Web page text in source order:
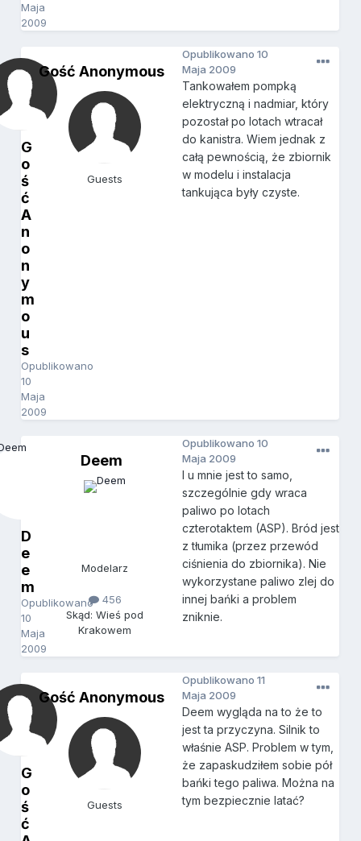
Maja
2009
G
o
ś
ć
A
n
o
n
y
m
o
u
s
Opublikowano
10
Maja
2009
Gość Anonymous
Guests
Opublikowano10
Maja 2009
Tankowałem pompką
elektryczną i nadmiar, który
pozostał po lotach wtracał
do kanistra. Wiem jednak z
całą pewnością, że zbiornik
w modelu i instalacja
tankująca były czyste.
D
e
e
m
Opublikowano
10
Maja
2009
Deem
Modelarz
456
Skąd: Wieś pod
Krakowem
Opublikowano10
Maja 2009
I u mnie jest to samo,
szczególnie gdy wraca
paliwo po lotach
czterotaktem (ASP). Bród jest
z tłumika (przez przewód
ciśnienia do zbiornika). Nie
wykorzystane paliwo zlej do
innej bańki a problem
zniknie.
G
o
ś
ć
Gość Anonymous
Guests
Opublikowano11
Maja 2009
Deem wygląda na to że to
jest ta przyczyna. Silnik to
właśnie ASP. Problem w tym,
że zapaskudziłem sobie pół
bańki tego paliwa. Można na
tym bezpiecznie latać?